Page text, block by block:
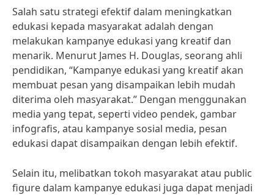
Salah satu strategi efektif dalam meningkatkan
edukasi kepada masyarakat adalah dengan
melakukan kampanye edukasi yang kreatif dan
menarik. Menurut James H. Douglas, seorang ahli
pendidikan, “Kampanye edukasi yang kreatif akan
membuat pesan yang disampaikan lebih mudah
diterima oleh masyarakat.” Dengan menggunakan
media yang tepat, seperti video pendek, gambar
infografis, atau kampanye sosial media, pesan
edukasi dapat disampaikan dengan lebih efektif.
Selain itu, melibatkan tokoh masyarakat atau public
figure dalam kampanye edukasi juga dapat menjadi